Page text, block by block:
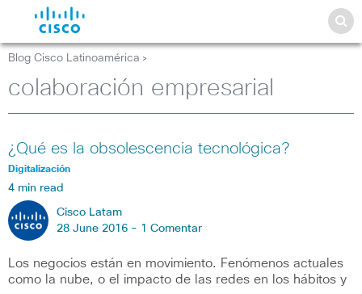
Blog Cisco Latinoamérica >
colaboración empresarial
¿Qué es la obsolescencia tecnológica?
Digitalización
4 min read
Cisco Latam
28 June 2016 - 1 Comentar
Los negocios están en movimiento. Fenómenos actuales
como la nube, o el impacto de las redes en los hábitos y